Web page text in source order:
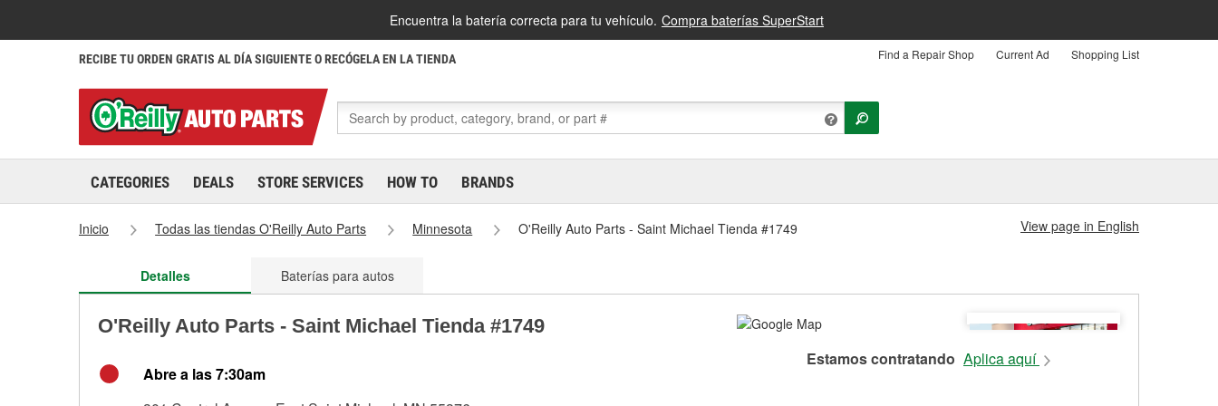
Encuentra la batería correcta para tu vehículo. Compra baterías SuperStart
RECIBE TU ORDEN GRATIS AL DÍA SIGUIENTE O RECÓGELA EN LA TIENDA Find a Repair Shop Current Ad Shopping List
CATEGORIES DEALS STORE SERVICES HOW TO BRANDS
Inicio Todas las tiendas O'Reilly Auto Parts Minnesota O'Reilly Auto Parts - Saint Michael Tienda #1749 View page in English
Detalles Baterías para autos
O'Reilly Auto Parts - Saint Michael Tienda #1749
Abre a las 7:30am
Estamos contratando Aplica aquí